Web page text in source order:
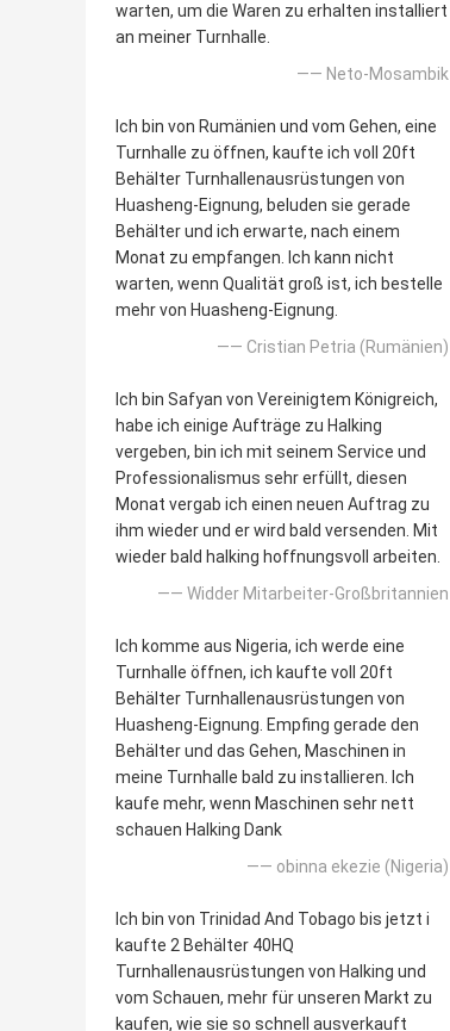
warten, um die Waren zu erhalten installiert
an meiner Turnhalle.
—— Neto-Mosambik
Ich bin von Rumänien und vom Gehen, eine
Turnhalle zu öffnen, kaufte ich voll 20ft
Behälter Turnhallenausrüstungen von
Huasheng-Eignung, beluden sie gerade
Behälter und ich erwarte, nach einem
Monat zu empfangen. Ich kann nicht
warten, wenn Qualität groß ist, ich bestelle
mehr von Huasheng-Eignung.
—— Cristian Petria (Rumänien)
Ich bin Safyan von Vereinigtem Königreich,
habe ich einige Aufträge zu Halking
vergeben, bin ich mit seinem Service und
Professionalismus sehr erfüllt, diesen
Monat vergab ich einen neuen Auftrag zu
ihm wieder und er wird bald versenden. Mit
wieder bald halking hoffnungsvoll arbeiten.
—— Widder Mitarbeiter-Großbritannien
Ich komme aus Nigeria, ich werde eine
Turnhalle öffnen, ich kaufte voll 20ft
Behälter Turnhallenausrüstungen von
Huasheng-Eignung. Empfing gerade den
Behälter und das Gehen, Maschinen in
meine Turnhalle bald zu installieren. Ich
kaufe mehr, wenn Maschinen sehr nett
schauen Halking Dank
—— obinna ekezie (Nigeria)
Ich bin von Trinidad And Tobago bis jetzt i
kaufte 2 Behälter 40HQ
Turnhallenausrüstungen von Halking und
vom Schauen, mehr für unseren Markt zu
kaufen, wie sie so schnell ausverkauft